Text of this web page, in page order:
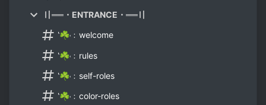
〢══・ENTRANCE・══〢
‛☘˓﹕welcome
‛☘˓﹕rules
‛☘˓﹕self-roles
‛☘˓﹕color-roles